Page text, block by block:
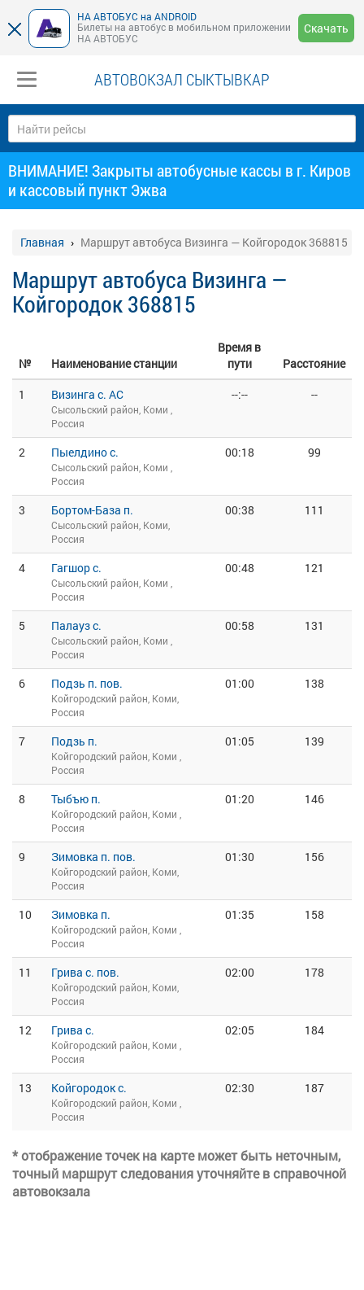
НА АВТОБУС на ANDROID
Билеты на автобус в мобильном приложении
НА АВТОБУС
Скачать
АВТОВОКЗАЛ СЫКТЫВКАР
ВНИМАНИЕ! Закрыты автобусные кассы в г. Киров
и кассовый пункт Эжва
Главная Маршрут автобуса Визинга — Койгородок 368815
Маршрут автобуса Визинга —
Койгородок 368815
№ Наименование станции
Время в
пути
Расстояние
1
Визинга с. АС
Сысольский район, Коми ,
Россия
--:-- --
2 Пыелдино с.
Сысольский район, Коми ,
Россия
00:18 99
3 Бортом-База п.
Сысольский район, Коми,
Россия
00:38 111
4 Гагшор с.
Сысольский район, Коми ,
Россия
00:48 121
5 Палауз с.
Сысольский район, Коми ,
Россия
00:58 131
6 Подзь п. пов.
Койгородский район, Коми,
Россия
01:00 138
7 Подзь п.
Койгородский район, Коми ,
Россия
01:05 139
8 Тыбъю п.
Койгородский район, Коми ,
Россия
01:20 146
9 Зимовка п. пов.
Койгородский район, Коми,
Россия
01:30 156
10 Зимовка п.
Койгородский район, Коми ,
Россия
01:35 158
11 Грива с. пов.
Койгородский район, Коми,
Россия
02:00 178
12 Грива с.
Койгородский район, Коми ,
Россия
02:05 184
13 Койгородок с.
Койгородский район, Коми ,
Россия
02:30 187
* отображение точек на карте может быть неточным,
точный маршрут следования уточняйте в справочной
автовокзала